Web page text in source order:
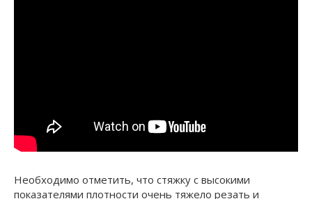
Необходимо отметить, что стяжку с высокими
показателями плотности очень тяжело резать и